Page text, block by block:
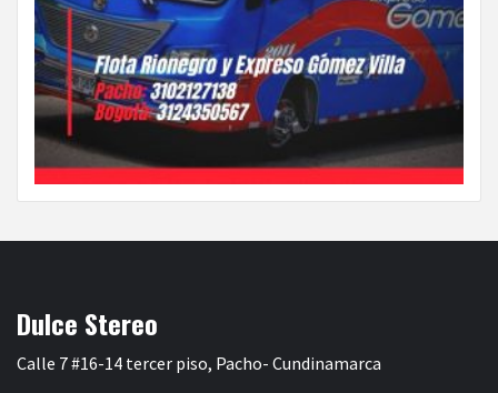
Dulce Stereo
Calle 7 #16-14 tercer piso, Pacho- Cundinamarca